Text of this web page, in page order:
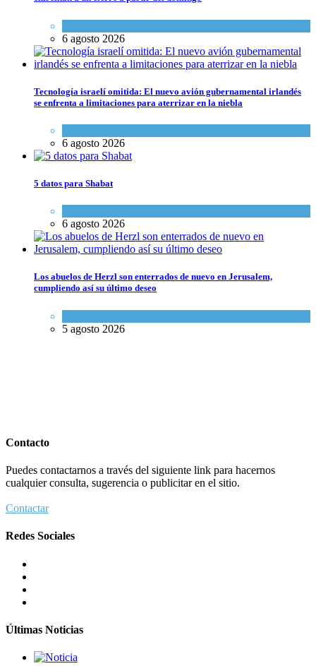
6 agosto 2026
Tecnología israelí omitida: El nuevo avión gubernamental irlandés
se enfrenta a limitaciones para aterrizar en la niebla
6 agosto 2026
5 datos para Shabat
6 agosto 2026
Los abuelos de Herzl son enterrados de nuevo en Jerusalem,
cumpliendo así su último deseo
5 agosto 2026
Contacto
Puedes contactarnos a través del siguiente link para hacernos
cualquier consulta, sugerencia o publicitar en el sitio.
Contactar
Redes Sociales
Últimas Noticias